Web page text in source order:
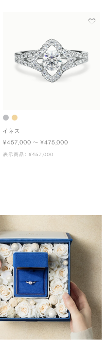
イネス
¥457,000 〜 ¥475,000
表示商品： ¥457,000